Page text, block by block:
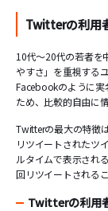
Twitterの利用
10代～20代の若者を
やすさ」を重視する
Facebookのように
ため、比較的自由に
Twitterの最大の特徴
リツイートされたツ
ルタイムで表示され
回リツイートされる
Twitterの利用